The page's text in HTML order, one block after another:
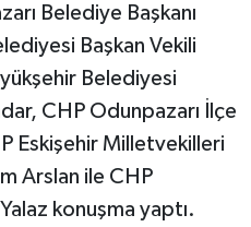
Belediye Başkanı
Başkan Vekili
Belediyesi
CHP Odunpazarı İlçe
Eskişehir Milletvekilleri
Arslan ile CHP
konuşma yaptı.